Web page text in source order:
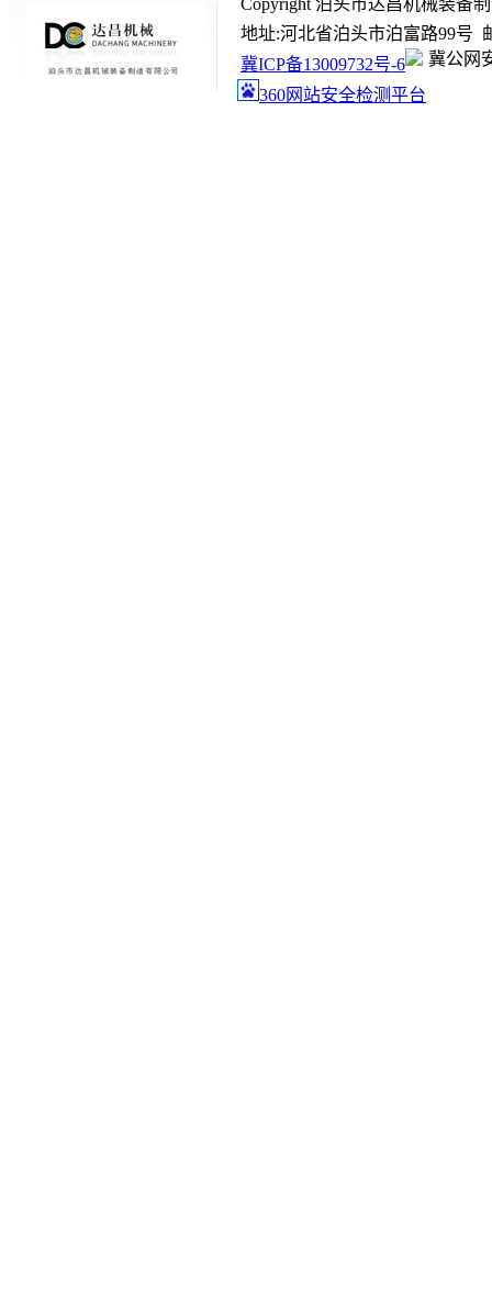
Copyright 泊头市达昌机械装备
地址:河北省泊头市泊富路99号
冀ICP备13009732号-6
冀公网
360网站安全检测平台